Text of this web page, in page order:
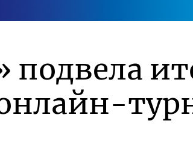
подвела
онлайн-